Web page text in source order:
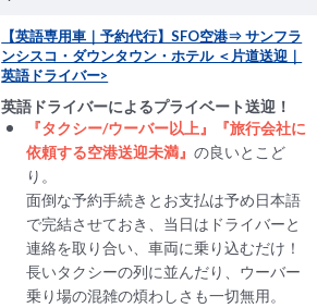
【英語専用車｜予約代行】SFO空港⇒ サンフラ
ンシスコ・ダウンタウン・ホテル ＜片道送迎｜
英語ドライバー>
英語ドライバーによるプライベート送迎！
『タクシー/ウーバー以上』『旅行会社に
依頼する空港送迎未満』の良いとこど
り。
面倒な予約手続きとお支払は予め日本語
で完結させておき、当日はドライバーと
連絡を取り合い、車両に乗り込むだけ！
長いタクシーの列に並んだり、ウーバー
乗り場の混雑の煩わしさも一切無用。